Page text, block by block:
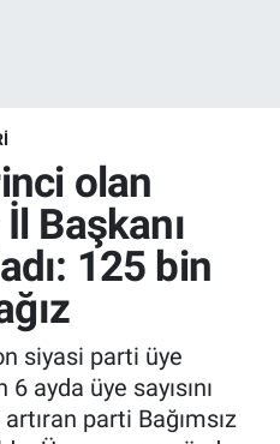
olan
Başkanı
125 bin
siyasi parti üye
ayda üye sayısını
parti Bağımsız